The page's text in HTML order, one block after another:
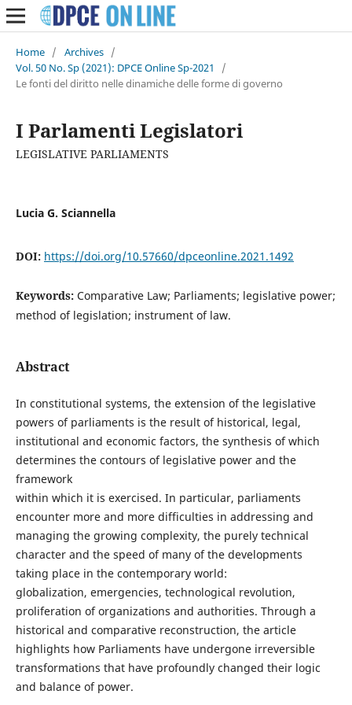
Home / Archives /
Vol. 50 No. Sp (2021): DPCE Online Sp-2021
/
Le fonti del diritto nelle dinamiche delle forme di governo
I Parlamenti Legislatori
LEGISLATIVE PARLIAMENTS
Lucia G. Sciannella
DOI: https://doi.org/10.57660/dpceonline.2021.1492
Keywords: Comparative Law; Parliaments; legislative power;
method of legislation; instrument of law.
Abstract
In constitutional systems, the extension of the legislative
powers of parliaments is the result of historical, legal,
institutional and economic factors, the synthesis of which
determines the contours of legislative power and the
framework
within which it is exercised. In particular, parliaments
encounter more and more difficulties in addressing and
managing the growing complexity, the purely technical
character and the speed of many of the developments
taking place in the contemporary world:
globalization, emergencies, technological revolution,
proliferation of organizations and authorities. Through a
historical and comparative reconstruction, the article
highlights how Parliaments have undergone irreversible
transformations that have profoundly changed their logic
and balance of power.